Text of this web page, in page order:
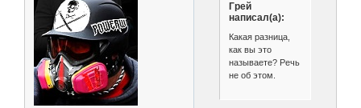
Грей
написал(а):
Какая разница,
как вы это
называете? Речь
не об этом.